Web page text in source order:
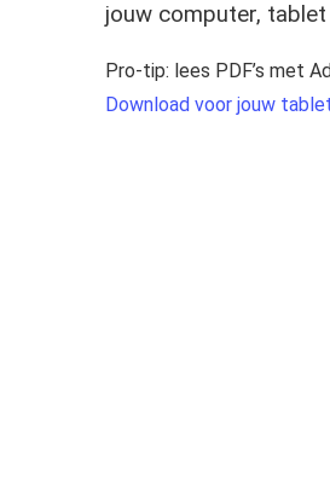
jouw computer, tablet
Pro-tip: lees PDF’s met
Download voor jouw